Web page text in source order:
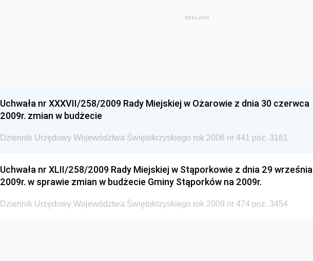
REKLAMA
Uchwała nr XXXVII/258/2009 Rady Miejskiej w Ożarowie z dnia 30 czerwca
2009r. zmian w budżecie
Dziennik Urzędowy Województwa Świętokrzyskiego rok 2006 nr 441 poz. 3161
Uchwała nr XLII/258/2009 Rady Miejskiej w Stąporkowie z dnia 29 września
2009r. w sprawie zmian w budżecie Gminy Stąporków na 2009r.
Dziennik Urzędowy Województwa Świętokrzyskiego rok 2009 nr 474 poz. 3454